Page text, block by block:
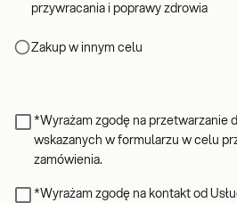
przywracania i poprawy zdrowia
Zakup w innym celu
*Wyrażam zgodę na przetwarzanie
wskazanych w formularzu w celu
zamówienia.
*Wyrażam zgodę na kontakt od